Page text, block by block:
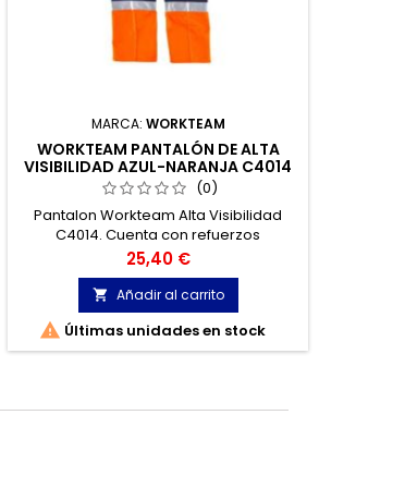
MARCA: WORKTEAM
WORKTEAM PANTALÓN DE ALTA
VISIBILIDAD AZUL-NARANJA C4014
TALLA 40 (0)
Pantalon Workteam Alta Visibilidad
C4014. Cuenta con refuerzos
combinados con alta visibilidad y
cintas reflectantes. Azul-naranja.
Precio
25,40 €
 Añadir al carrito
 Últimas unidades en stock